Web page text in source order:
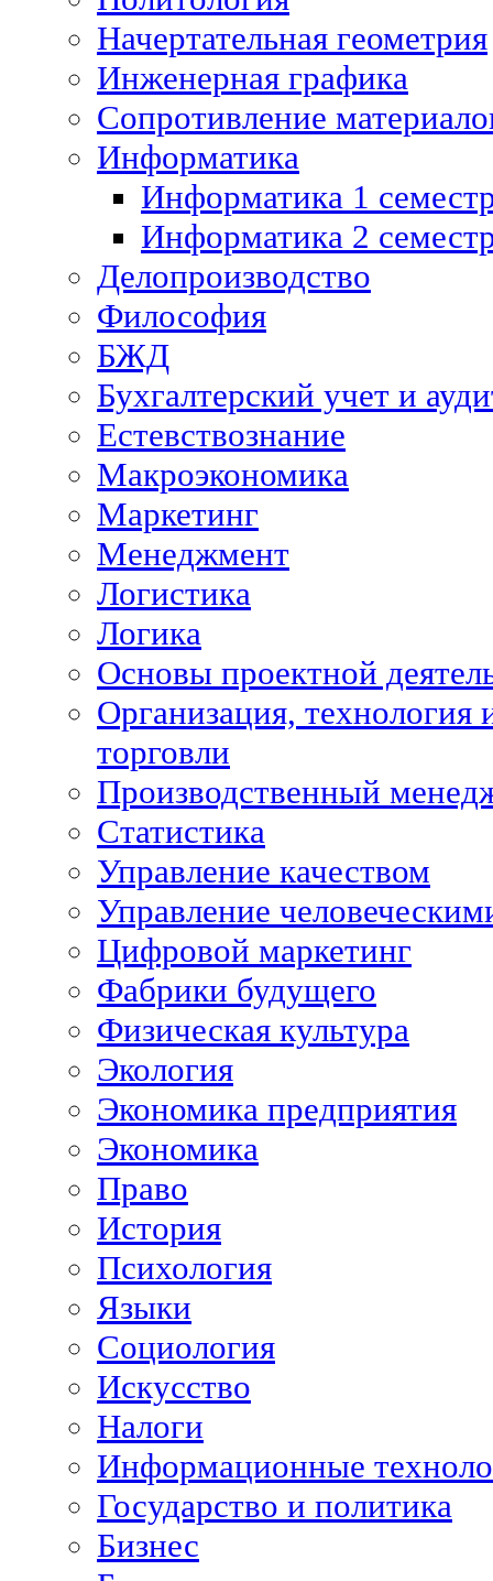
Начертательная геометрия
Инженерная графика
Сопротивление
Информатика
Информатика 1
Информатика 2
Делопроизводство
Философия
БЖД
Бухгалтерский учет и
Естевствознание
Макроэкономика
Маркетинг
Менеджмент
Логистика
Логика
Основы проектной
Организация, технология
торговли
Производственный
Статистика
Управление качеством
Управление
Цифровой маркетинг
Фабрики будущего
Физическая культура
Экология
Экономика предприятия
Экономика
Право
История
Психология
Языки
Социология
Искусство
Налоги
Информационные
Государство и политика
Бизнес